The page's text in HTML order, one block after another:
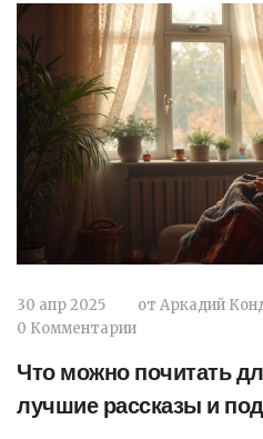
30 апр 2025 от Аркадий
0 Комментарии
Что можно почитать
лучшие рассказы и